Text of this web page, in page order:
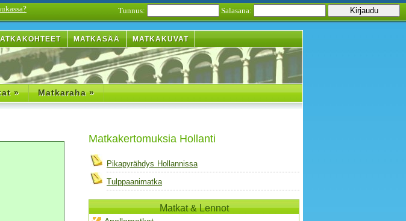
Tunnus: Salasana:
MATKASÄÄ MATKAKUVAT
» Matkaraha »
Matkakertomuksia Hollanti
Pikapyrähdys Hollannissa
Tulppaanimatka
Matkat & Lennot